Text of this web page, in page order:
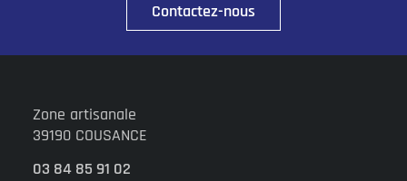
Contactez-nous
Zone artisanale
39190 COUSANCE
03 84 85 91 02